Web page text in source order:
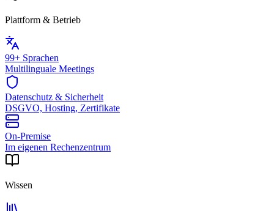
Plattform & Betrieb
99+ Sprachen
Multilinguale Meetings
Datenschutz & Sicherheit
DSGVO, Hosting, Zertifikate
On-Premise
Im eigenen Rechenzentrum
Wissen